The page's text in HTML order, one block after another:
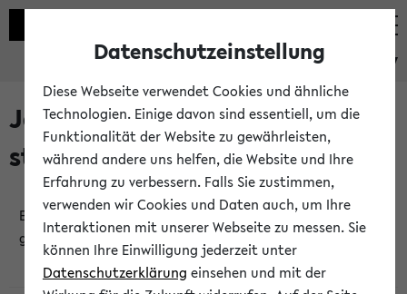
eKVV
Jetzt und in Kürze
stattfindende Veranstaltungen
Es wurden keine jetzt stattfindenden Veranstaltungen
gefunden!
Datenschutzeinstellung
Diese Webseite verwendet Cookies und ähnliche
Technologien. Einige davon sind essentiell, um die
Funktionalität der Website zu gewährleisten,
während andere uns helfen, die Website und Ihre
Erfahrung zu verbessern. Falls Sie zustimmen,
verwenden wir Cookies und Daten auch, um Ihre
Interaktionen mit unserer Webseite zu messen. Sie
können Ihre Einwilligung jederzeit unter
Datenschutzerklärung einsehen und mit der